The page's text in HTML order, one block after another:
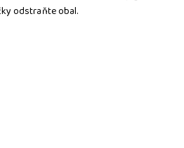
odstraňte obal.